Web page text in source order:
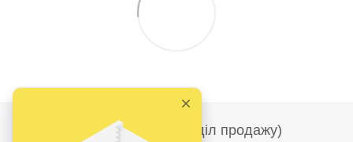
+380986690186 (Відділ продажу)